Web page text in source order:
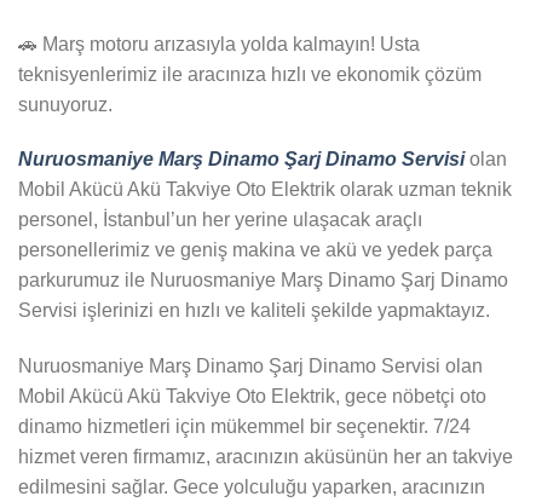
🚗 Marş motoru arızasıyla yolda kalmayın! Usta
teknisyenlerimiz ile aracınıza hızlı ve ekonomik çözüm
sunuyoruz.
Nuruosmaniye Marş Dinamo Şarj Dinamo Servisiolan
Mobil Akücü Akü Takviye Oto Elektrik olarak uzman teknik
personel, İstanbul’un her yerine ulaşacak araçlı
personellerimiz ve geniş makina ve akü ve yedek parça
parkurumuz ile Nuruosmaniye Marş Dinamo Şarj Dinamo
Servisi işlerinizi en hızlı ve kaliteli şekilde yapmaktayız.
Nuruosmaniye Marş Dinamo Şarj Dinamo Servisi olan
Mobil Akücü Akü Takviye Oto Elektrik, gece nöbetçi oto
dinamo hizmetleri için mükemmel bir seçenektir. 7/24
hizmet veren firmamız, aracınızın aküsünün her an takviye
edilmesini sağlar. Gece yolculuğu yaparken, aracınızın